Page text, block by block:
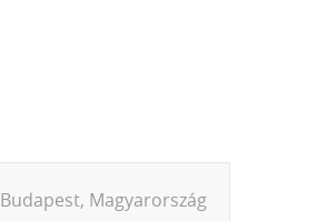
Budapest, Magyarország